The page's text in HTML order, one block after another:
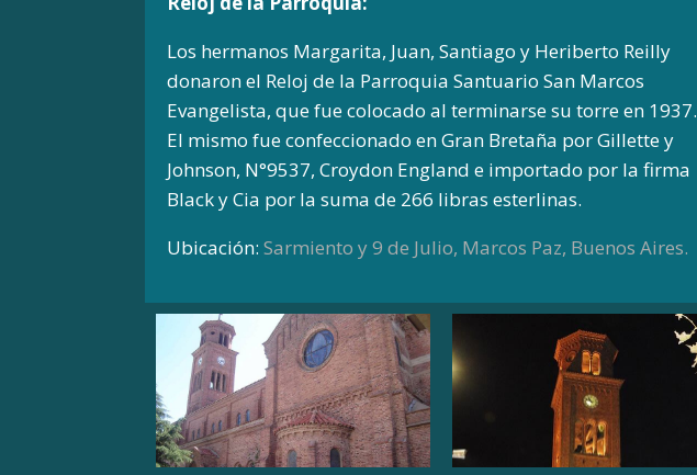
Los hermanos Margarita, Juan, Santiago y Heriberto Reilly
donaron el Reloj de la Parroquia Santuario San Marcos
Evangelista, que fue colocado al terminarse su torre en 1937.
El mismo fue confeccionado en Gran Bretaña por Gillette y
Johnson, N°9537, Croydon England e importado por la firma
Black y Cia por la suma de 266 libras esterlinas.
Ubicación: Sarmiento y 9 de Julio, Marcos Paz, Buenos Aires.